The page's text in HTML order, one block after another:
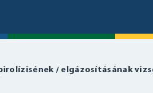
/ elgázosításának